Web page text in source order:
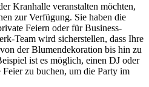
Kranhalle veranstalten möchten,
zur Verfügung. Sie haben die
Feiern oder für Business-
Team wird sicherstellen, dass Ihre
der Blumendekoration bis hin zu
ist es möglich, einen DJ oder
zu buchen, um die Party im